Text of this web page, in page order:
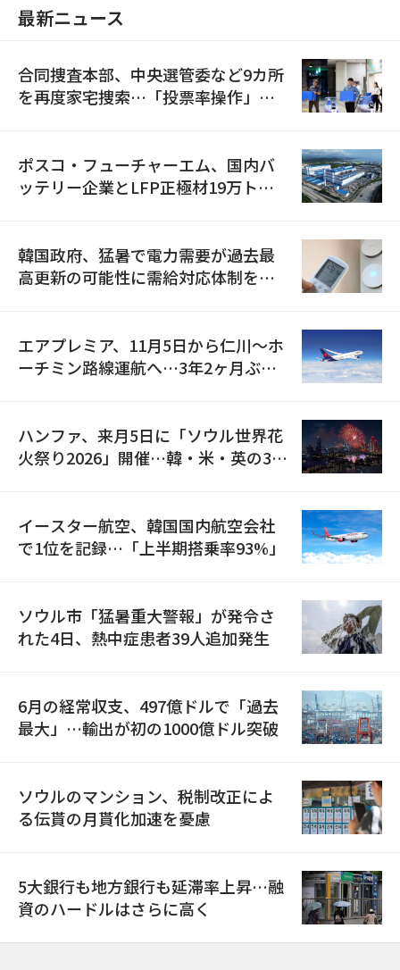
最新ニュース
合同捜査本部、中央選管委など9カ所
を再度家宅捜索…「投票率操作」の
ポスコ・フューチャーエム、国内バ
ッテリー企業とLFP正極材19万トン
韓国政府、猛暑で電力需要が過去最
高更新の可能性に需給対応体制を点
エアプレミア、11月5日から仁川〜ホ
ーチミン路線運航へ…3年2ヶ月ぶり
ハンファ、来月5日に「ソウル世界花
火祭り2026」開催…韓・米・英の3カ
イースター航空、韓国国内航空会社
で1位を記録…「上半期搭乗率93%」
ソウル市「猛暑重大警報」が発令さ
れた4日、熱中症患者39人追加発生
6月の経常収支、497億ドルで「過去
最大」…輸出が初の1000億ドル突破
ソウルのマンション、税制改正によ
る伝貰の月貰化加速を憂慮
5大銀行も地方銀行も延滞率上昇…融
資のハードルはさらに高く